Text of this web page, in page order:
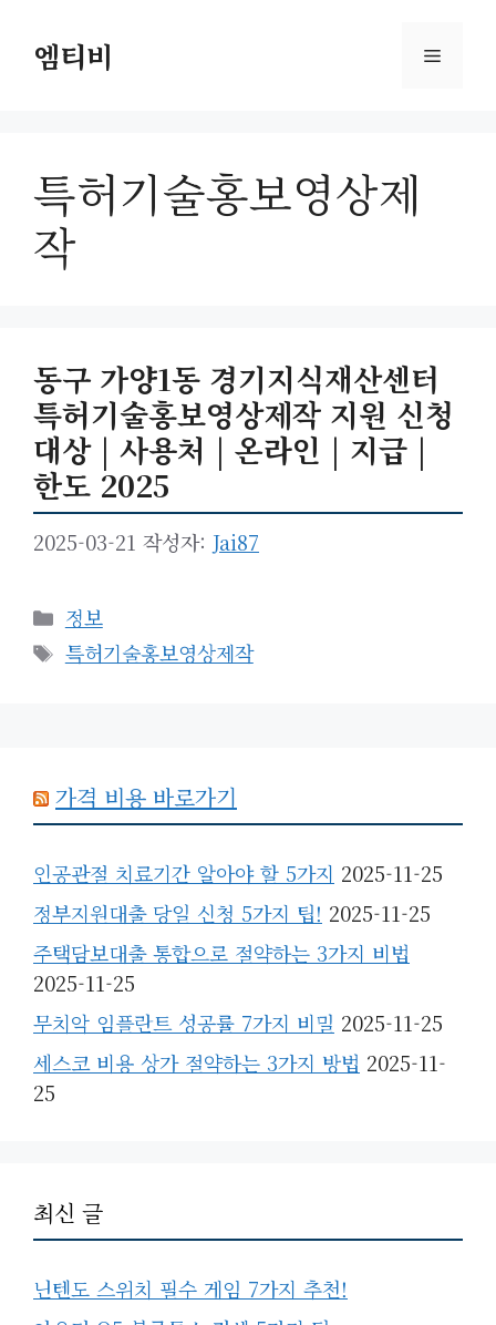
엠티비 메
특허기술홍보영상제
작
동구 가양1동 경기지식재산센터
특허기술홍보영상제작 지원 신청
대상 | 사용처 | 온라인 | 지급 |
한도 2025
2025-03-21 작성자: Jai87
카
테
고
정보
태
특허기술홍보영상제작
가격 비용 바로가기
인공관절 치료기간 알아야 할 5가지 2025-11-25
정부지원대출 당일 신청 5가지 팁! 2025-11-25
주택담보대출 통합으로 절약하는 3가지 비법
2025-11-25
무치악 임플란트 성공률 7가지 비밀 2025-11-25
세스코 비용 상가 절약하는 3가지 방법 2025-11-
25
최신 글
닌텐도 스위치 필수 게임 7가지 추천!